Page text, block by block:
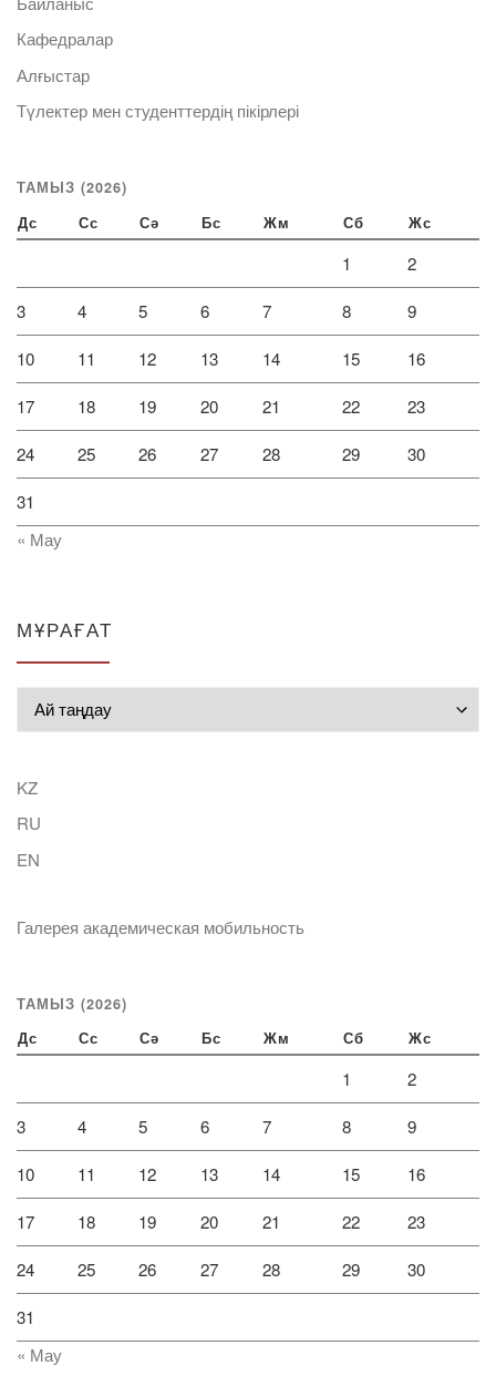
Кафедралар
Алғыстар
Түлектер мен студенттердің пікірлері
ТАМЫЗ (2026)
Дс Сс Сә Бс Жм Сб Жс
1 2
3 4 5 6 7 8 9
10 11 12 13 14 15 16
17 18 19 20 21 22 23
24 25 26 27 28 29 30
31
« Мау
МҰРАҒАТ
KZ
RU
EN
Галерея академическая мобильность
ТАМЫЗ (2026)
Дс Сс Сә Бс Жм Сб Жс
1 2
3 4 5 6 7 8 9
10 11 12 13 14 15 16
17 18 19 20 21 22 23
24 25 26 27 28 29 30
31
« Мау